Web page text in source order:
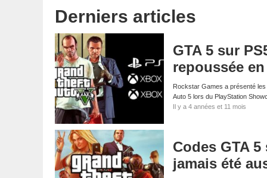
Derniers articles
GTA 5 sur
repoussée en
Rockstar Games a présenté
Auto 5 lors du PlayStation
Il y a 4 années et 11 mois
Codes GTA
jamais été